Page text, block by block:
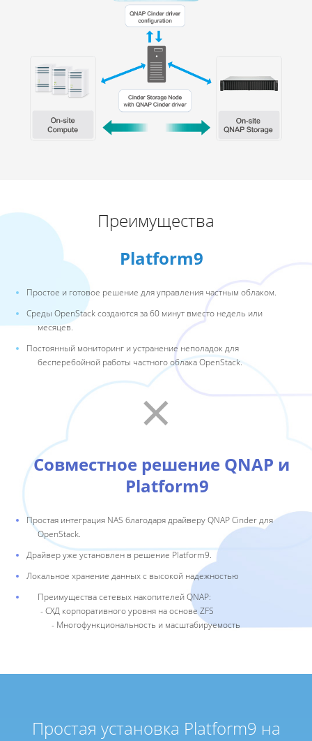
Преимущества
Platform9
Простое и готовое решение для управления частным облаком.
Среды OpenStack создаются за 60 минут вместо недель или
месяцев.
Постоянный мониторинг и устранение неполадок для
бесперебойной работы частного облака OpenStack.
×
Совместное решение QNAP и
Platform9
Простая интеграция NAS благодаря драйверу QNAP Cinder для
OpenStack.
Драйвер уже установлен в решение Platform9.
Локальное хранение данных с высокой надежностью
Преимущества сетевых накопителей QNAP:
- СХД корпоративного уровня на основе ZFS
- Многофункциональность и масштабируемость
Простая установка Platform9 на